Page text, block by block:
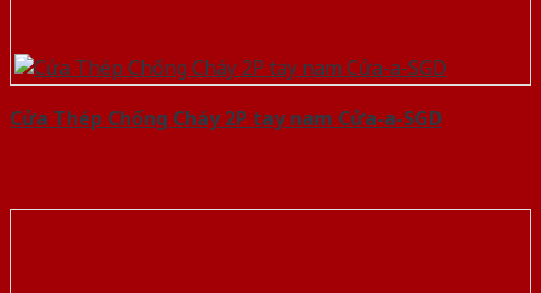
Cửa Thép Chống Cháy 2P tay nam Cửa-a-SGD